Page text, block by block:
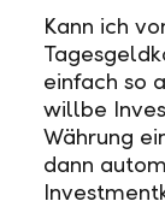
Kann ich
einfach so
willbe
Währung
dann